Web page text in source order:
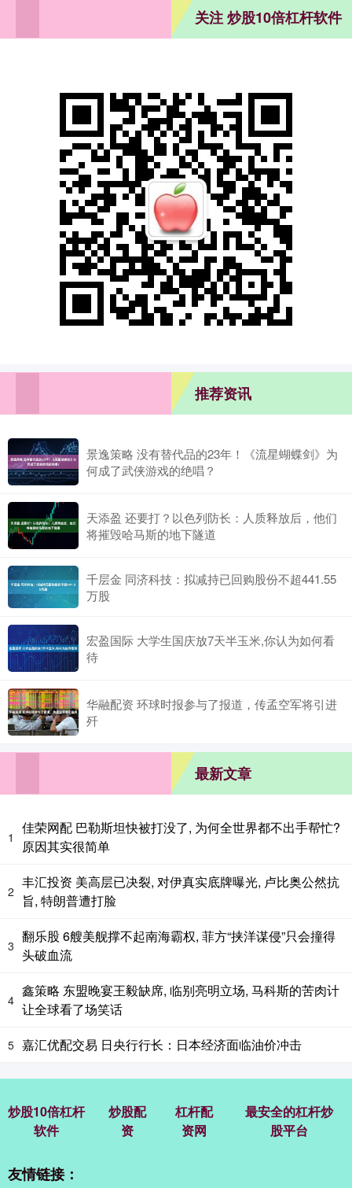
关注 炒股10倍杠杆软件
推荐资讯
景逸策略 没有替代品的23年！《流星蝴蝶剑》为
何成了武侠游戏的绝唱？
天添盈 还要打？以色列防长：人质释放后，他们
将摧毁哈马斯的地下隧道
千层金 同济科技：拟减持已回购股份不超441.55
万股
宏盈国际 大学生国庆放7天半玉米,你认为如何看
待
华融配资 环球时报参与了报道，传孟空军将引进
歼
最新文章
1
佳荣网配 巴勒斯坦快被打没了, 为何全世界都不出手帮忙?
原因其实很简单
2
丰汇投资 美高层已决裂, 对伊真实底牌曝光, 卢比奥公然抗
旨, 特朗普遭打脸
3
翻乐股 6艘美舰撑不起南海霸权, 菲方“挟洋谋侵”只会撞得
头破血流
4
鑫策略 东盟晚宴王毅缺席, 临别亮明立场, 马科斯的苦肉计
让全球看了场笑话
5 嘉汇优配交易 日央行行长：日本经济面临油价冲击
炒股10倍杠杆
软件
炒股配
资
杠杆配
资网
最安全的杠杆炒
股平台
友情链接：